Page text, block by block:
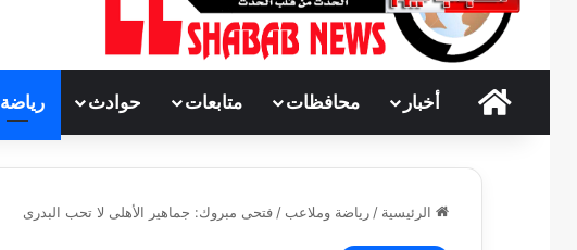
الرئيسية
أخبار محافظات متابعات حوادث رياضة
الرئيسية / رياضة وملاعب / فتحى مبروك: جماهير الأهلى لا تحب البدرى